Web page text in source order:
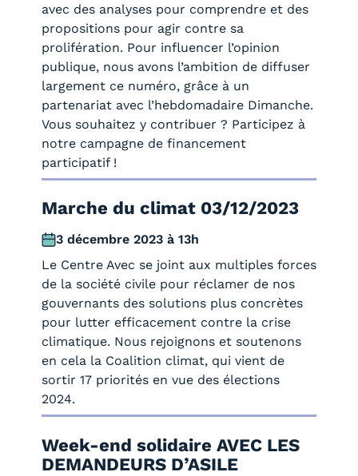
avec des analyses pour comprendre et des
propositions pour agir contre sa
prolifération. Pour influencer l’opinion
publique, nous avons l’ambition de diffuser
largement ce numéro, grâce à un
partenariat avec l’hebdomadaire Dimanche.
Vous souhaitez y contribuer ? Participez à
notre campagne de financement
participatif !
Marche du climat 03/12/2023
3 décembre 2023 à 13h
Le Centre Avec se joint aux multiples forces
de la société civile pour réclamer de nos
gouvernants des solutions plus concrètes
pour lutter efficacement contre la crise
climatique. Nous rejoignons et soutenons
en cela la Coalition climat, qui vient de
sortir 17 priorités en vue des élections
2024.
Week-end solidaire AVEC LES
DEMANDEURS D’ASILE